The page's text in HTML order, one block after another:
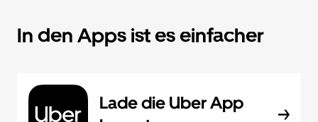
In den Apps ist es einfacher
Lade die Uber App